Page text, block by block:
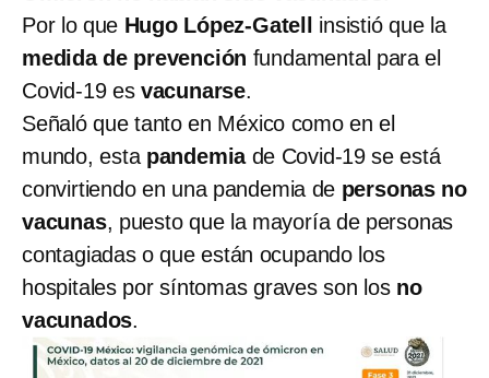
Por lo que Hugo López-Gatell
insistió que la
medida de prevención fundamental para el
Covid-19 es vacunarse.
Señaló que tanto en México como en el
mundo, esta pandemiade Covid-19 se está
convirtiendo en una pandemia de personas no
vacunas, puesto que la mayoría de personas
contagiadas o que están ocupando los
hospitales por síntomas graves son los no
vacunados.